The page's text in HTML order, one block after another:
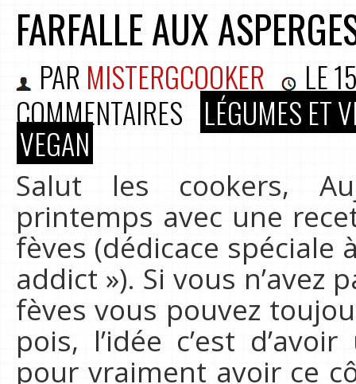
FARFALLE AUX
PAR MISTERGCOOKER LE
COMMENTAIRES LÉGUMES ET
VEGAN
Salut les cookers,
printemps avec une
fèves (dédicace spéciale
addict »). Si vous n’avez
fèves vous pouvez
pois, l’idée c’est
pour vraiment avoir ce